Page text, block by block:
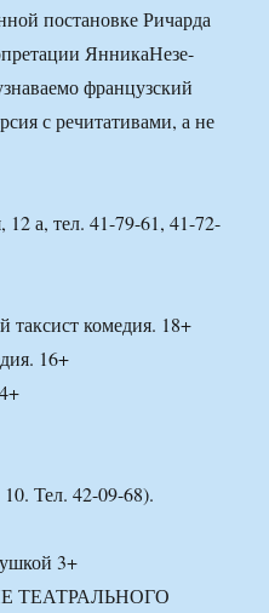
постановке Ричарда
ЯнникаНезе-
французский
с речитативами, а не
а, тел. 41-79-61, 41-72-
комедия. 18+
16+
Тел. 42-09-68).
3+
ТЕАТРАЛЬНОГО